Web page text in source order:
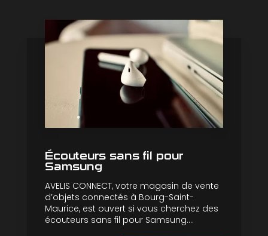
Écouteurs sans fil pour
Samsung
AVELIS CONNECT, votre magasin de vente
d’objets connectés à Bourg-Saint-
Maurice, est ouvert si vous cherchez des
écouteurs sans fil pour Samsung....